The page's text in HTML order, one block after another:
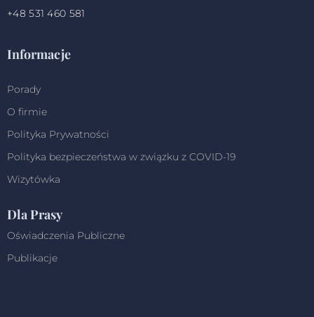
+48 531 460 581
Informacje
Porady
O firmie
Polityka Prywatności
Polityka bezpieczeństwa w związku z COVID-19
Wizytówka
Dla Prasy
Oświadczenia Publiczne
Publikacje